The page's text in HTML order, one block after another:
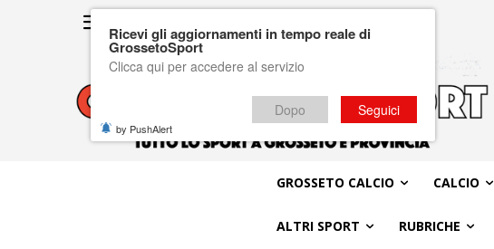
GROSSETO CALCIO CALCIO
ALTRI SPORT RUBRICHE
Ricevi gli aggiornamenti in tempo reale di
GrossetoSport
Clicca qui per accedere al servizio
Dopo Seguici
by PushAlert